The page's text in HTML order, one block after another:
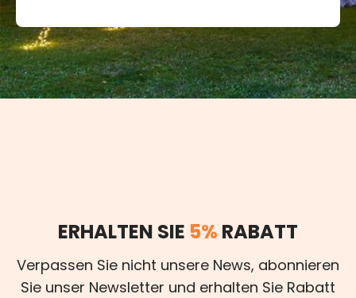
ERHALTEN SIE 5% RABATT
Verpassen Sie nicht unsere News, abonnieren
Sie unser Newsletter und erhalten Sie Rabatt